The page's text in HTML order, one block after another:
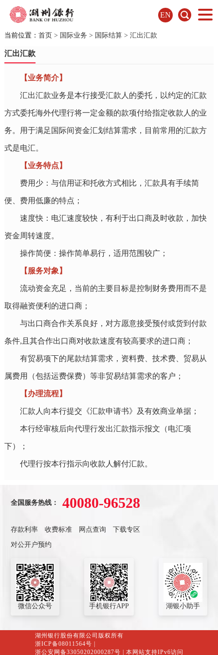
EN
当前位置： 首页 > 国际业务 > 国际结算> 汇出汇款
汇出汇款
【业务简介】
汇出汇款业务是本行接受汇款人的委托，以约定的汇款
方式委托海外代理行将一定金额的款项付给指定收款人的业
务。用于满足国际间资金汇划结算需求，目前常用的汇款方
式是电汇。
【业务特点】
费用少：与信用证和托收方式相比，汇款具有手续简
便、费用低廉的特点；
速度快：电汇速度较快，有利于出口商及时收款，加快
资金周转速度。
操作简便：操作简单易行，适用范围较广；
【服务对象】
流动资金充足，当前的主要目标是控制财务费用而不是
取得融资便利的进口商；
与出口商合作关系良好，对方愿意接受预付或货到付款
条件,且其合作出口商对收款速度有较高要求的进口商；
有贸易项下的尾款结算需求，资料费、技术费、贸易从
属费用（包括运费保费）等非贸易结算需求的客户；
【办理流程】
汇款人向本行提交《汇款申请书》及有效商业单据；
本行经审核后向代理行发出汇款指示报文（电汇项
下）；
代理行按本行指示向收款人解付汇款。
全国服务热线： 40080-96528
存款利率 收费标准 网点查询 下载专区
对公开户预约
微信公众号 手机银行APP 湖银小助手
湖州银行股份有限公司版权所有
浙ICP备08011564号 |
浙公安网备33050202000287号 | 本网站支持IPv6访问